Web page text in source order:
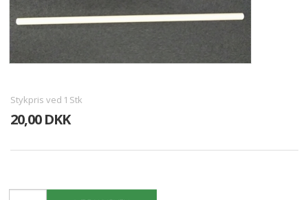
GARDINER
BORDDÆKNING
ALLE VARER I DENNE KATEGORI ER TIL 1/2 PRIS
TILBUD
Stykpris ved 1 Stk
20,00 DKK